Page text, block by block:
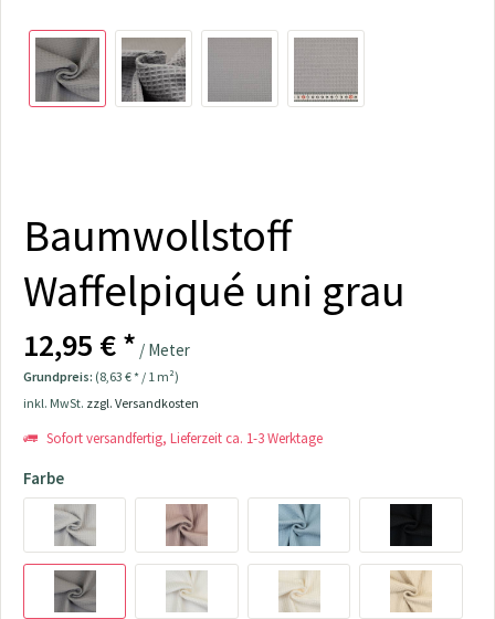
Baumwollstoff
Waffelpiqué uni grau
12,95 € * / Meter
Grundpreis: (8,63 € * / 1 m²)
inkl. MwSt. zzgl. Versandkosten
Sofort versandfertig, Lieferzeit ca. 1-3 Werktage
Farbe